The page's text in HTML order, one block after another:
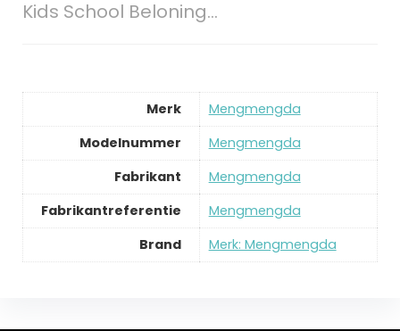
Kids School Beloning…
Merk
‎Mengmengda
Modelnummer
‎Mengmengda
Fabrikant
‎Mengmengda
Fabrikantreferentie
‎Mengmengda
Brand
Merk: Mengmengda